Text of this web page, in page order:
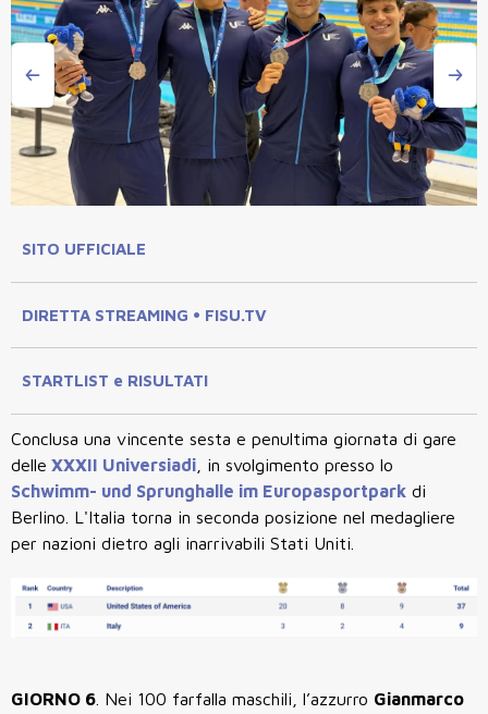
SITO UFFICIALE
DIRETTA STREAMING • FISU.TV
STARTLIST e RISULTATI
Conclusa una vincente sesta e penultima giornata di gare
delle XXXII Universiadi , in svolgimento presso lo
Schwimm- und Sprunghalle im Europasportpark di
Berlino. L'Italia torna in seconda posizione nel medagliere
per nazioni dietro agli inarrivabili Stati Uniti.
GIORNO 6 . Nei 100 farfalla maschili, l’azzurro Gianmarco